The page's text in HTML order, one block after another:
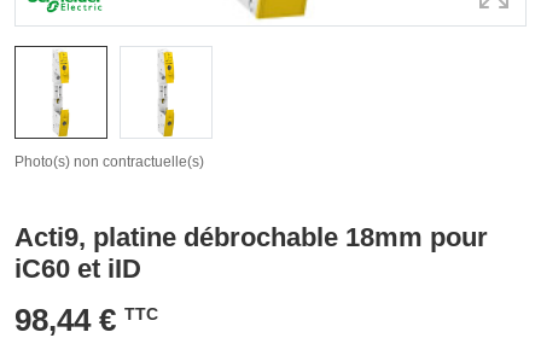
Photo(s) non contractuelle(s)
Acti9, platine débrochable 18mm pour
iC60 et iID
98,44 € TTC